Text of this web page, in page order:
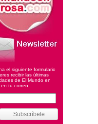
el siguiente formulario
recibir las últimas
de El Mundo en
tu correo.